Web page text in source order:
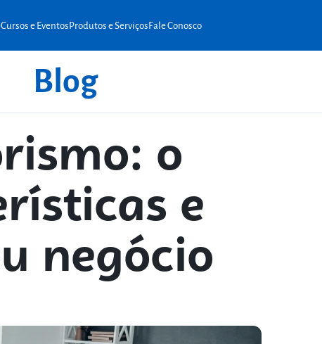
Cursos e EventosProdutos e ServiçosFale Conosco
Blog
o
e
negócio